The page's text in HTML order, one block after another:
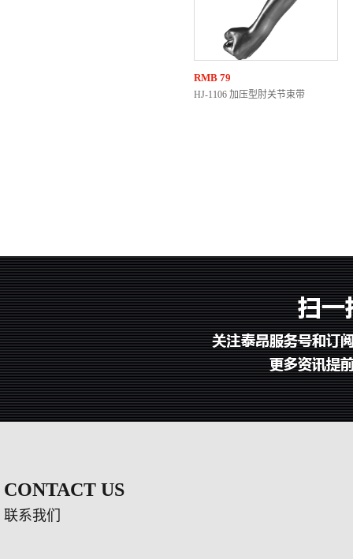
RMB 79
HJ-1106 加压型肘关节束带
CONTACT US
联系我们